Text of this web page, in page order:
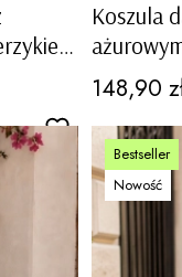
Koszula
na guziki
Cena
148,90
Bestseller
Nowość